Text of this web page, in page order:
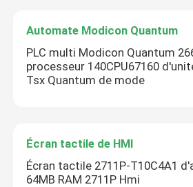
Automate Modicon Quantum
PLC multi Modicon Quantum
processeur 140CPU67160
Tsx Quantum de mode
Écran tactile de HMI
Écran tactile 2711P-T10C4A1
64MB RAM 2711P Hmi